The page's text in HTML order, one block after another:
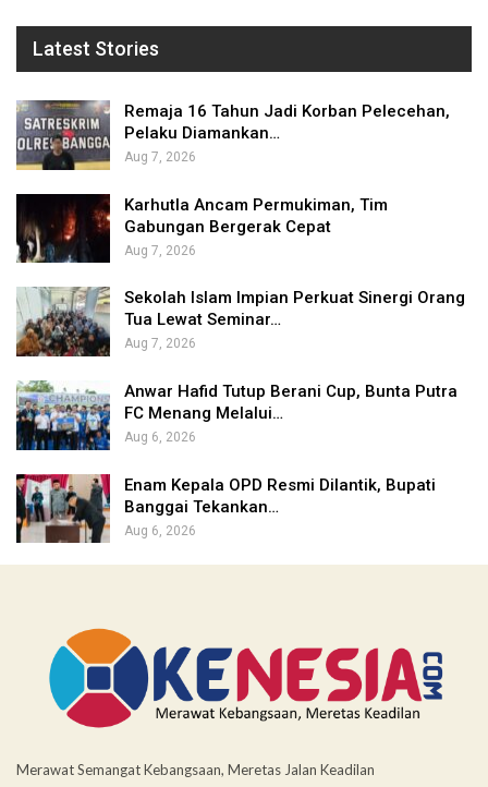
Latest Stories
Remaja 16 Tahun Jadi Korban Pelecehan,
Pelaku Diamankan…
Aug 7, 2026
Karhutla Ancam Permukiman, Tim
Gabungan Bergerak Cepat
Aug 7, 2026
Sekolah Islam Impian Perkuat Sinergi Orang
Tua Lewat Seminar…
Aug 7, 2026
Anwar Hafid Tutup Berani Cup, Bunta Putra
FC Menang Melalui…
Aug 6, 2026
Enam Kepala OPD Resmi Dilantik, Bupati
Banggai Tekankan…
Aug 6, 2026
Merawat Semangat Kebangsaan, Meretas Jalan Keadilan